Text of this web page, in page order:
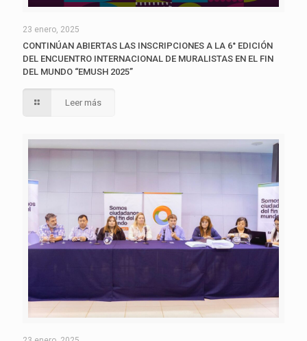
23 enero, 2025
CONTINÚAN ABIERTAS LAS INSCRIPCIONES A LA 6° EDICIÓN
DEL ENCUENTRO INTERNACIONAL DE MURALISTAS EN EL FIN
DEL MUNDO “EMUSH 2025”
Leer más